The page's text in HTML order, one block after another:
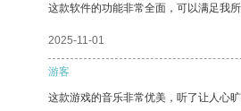
这款软件的功能非常全面，可以满足我所
2025-11-01
游客
这款游戏的音乐非常优美，听了让人心旷